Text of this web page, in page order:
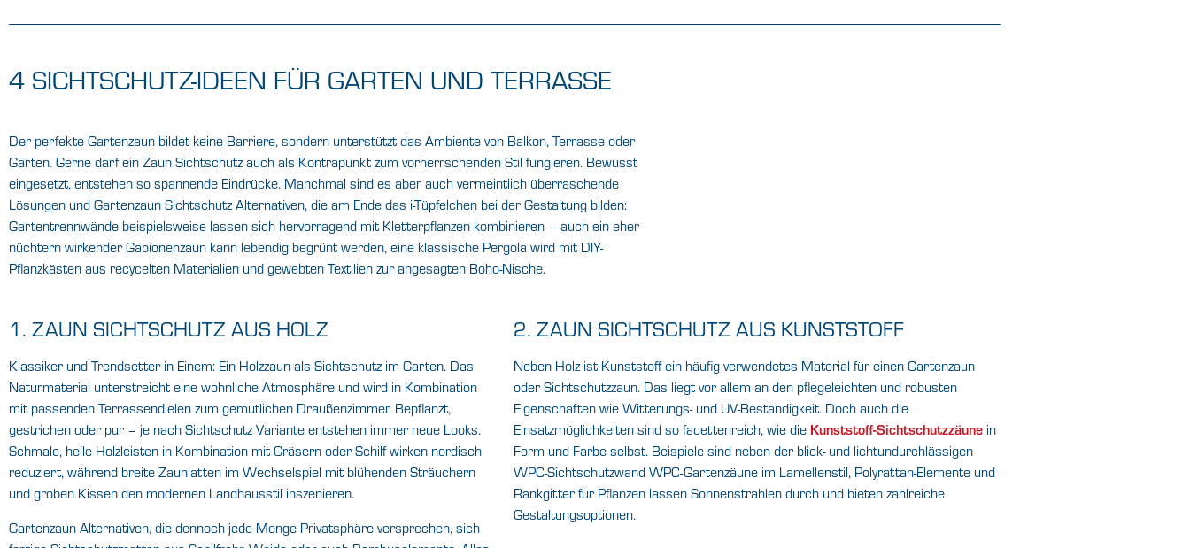
4 SICHTSCHUTZ-IDEEN FÜR GARTEN UND TERRASSE
Der perfekte Gartenzaun bildet keine Barriere, sondern unterstützt das Ambiente von Balkon, Terrasse oder
Garten. Gerne darf ein Zaun Sichtschutz auch als Kontrapunkt zum vorherrschenden Stil fungieren. Bewusst
eingesetzt, entstehen so spannende Eindrücke. Manchmal sind es aber auch vermeintlich überraschende
Lösungen und Gartenzaun Sichtschutz Alternativen, die am Ende das i-Tüpfelchen bei der Gestaltung bilden:
Gartentrennwände beispielsweise lassen sich hervorragend mit Kletterpflanzen kombinieren – auch ein eher
nüchtern wirkender Gabionenzaun kann lebendig begrünt werden, eine klassische Pergola wird mit DIY-
Pflanzkästen aus recycelten Materialien und gewebten Textilien zur angesagten Boho-Nische.
1. ZAUN SICHTSCHUTZ AUS HOLZ
Klassiker und Trendsetter in Einem: Ein Holzzaun als Sichtschutz im Garten. Das
Naturmaterial unterstreicht eine wohnliche Atmosphäre und wird in Kombination
mit passenden Terrassendielen zum gemütlichen Draußenzimmer. Bepflanzt,
gestrichen oder pur – je nach Sichtschutz Variante entstehen immer neue Looks.
Schmale, helle Holzleisten in Kombination mit Gräsern oder Schilf wirken nordisch
reduziert, während breite Zaunlatten im Wechselspiel mit blühenden Sträuchern
und groben Kissen den modernen Landhausstil inszenieren.
Gartenzaun Alternativen, die dennoch jede Menge Privatsphäre versprechen, sich
2. ZAUN SICHTSCHUTZ AUS KUNSTSTOFF
Neben Holz ist Kunststoff ein häufig verwendetes Material für einen Gartenzaun
oder Sichtschutzzaun. Das liegt vor allem an den pflegeleichten und robusten
Eigenschaften wie Witterungs- und UV-Beständigkeit. Doch auch die
Einsatzmöglichkeiten sind so facettenreich, wie die Kunststoff-Sichtschutzzäune in
Form und Farbe selbst. Beispiele sind neben der blick- und lichtundurchlässigen
WPC-Sichtschutzwand WPC-Gartenzäune im Lamellenstil, Polyrattan-Elemente und
Rankgitter für Pflanzen lassen Sonnenstrahlen durch und bieten zahlreiche
Gestaltungsoptionen.